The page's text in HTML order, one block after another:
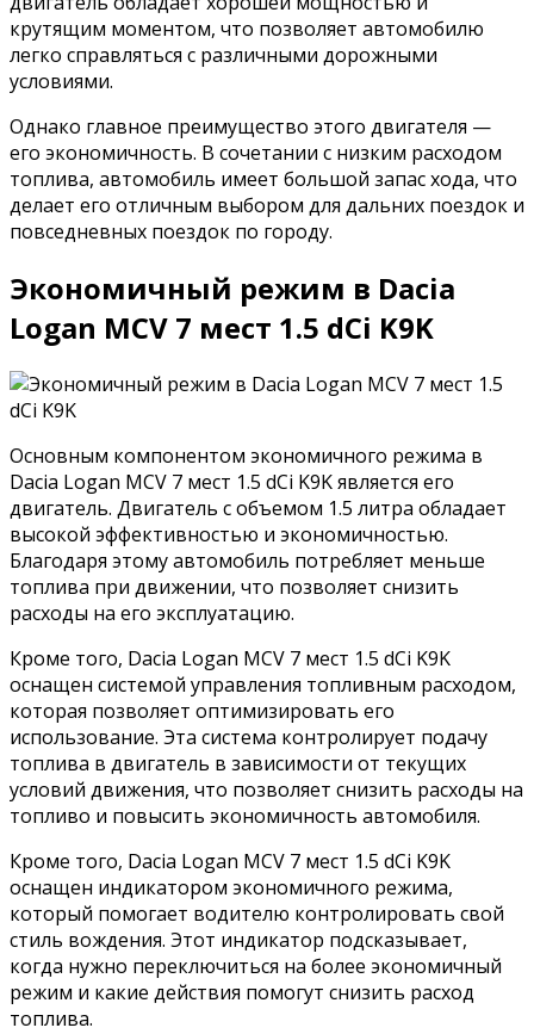
крутящим моментом, что позволяет автомобилю
легко справляться с различными дорожными
условиями.
Однако главное преимущество этого двигателя —
его экономичность. В сочетании с низким расходом
топлива, автомобиль имеет большой запас хода, что
делает его отличным выбором для дальних поездок и
повседневных поездок по городу.
Экономичный режим в Dacia
Logan MCV 7 мест 1.5 dCi K9K
Основным компонентом экономичного режима в
Dacia Logan MCV 7 мест 1.5 dCi K9K является его
двигатель. Двигатель с объемом 1.5 литра обладает
высокой эффективностью и экономичностью.
Благодаря этому автомобиль потребляет меньше
топлива при движении, что позволяет снизить
расходы на его эксплуатацию.
Кроме того, Dacia Logan MCV 7 мест 1.5 dCi K9K
оснащен системой управления топливным расходом,
которая позволяет оптимизировать его
использование. Эта система контролирует подачу
топлива в двигатель в зависимости от текущих
условий движения, что позволяет снизить расходы на
топливо и повысить экономичность автомобиля.
Кроме того, Dacia Logan MCV 7 мест 1.5 dCi K9K
оснащен индикатором экономичного режима,
который помогает водителю контролировать свой
стиль вождения. Этот индикатор подсказывает,
когда нужно переключиться на более экономичный
режим и какие действия помогут снизить расход
топлива.